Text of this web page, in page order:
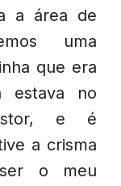
a área de
uma
que era
estava no
e é
a crisma
o meu